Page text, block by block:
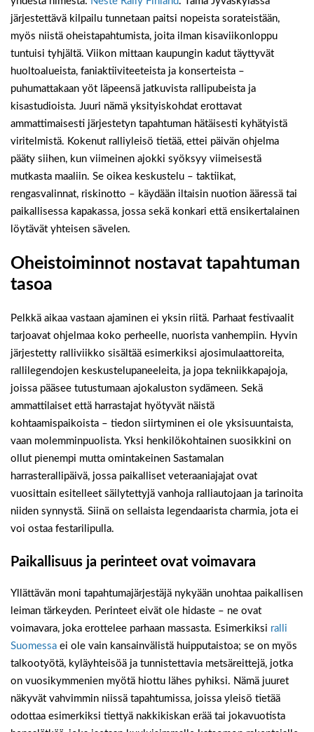
järjestettävä kilpailu tunnetaan paitsi nopeista sorateistään,
myös niistä oheistapahtumista, joita ilman kisaviikonloppu
tuntuisi tyhjältä. Viikon mittaan kaupungin kadut täyttyvät
huoltoalueista, faniaktiiviteeteista ja konserteista –
puhumattakaan yöt läpeensä jatkuvista rallipubeista ja
kisastudioista. Juuri nämä yksityiskohdat erottavat
ammattimaisesti järjestetyn tapahtuman hätäisesti kyhätyistä
viritelmistä. Kokenut ralliyleisö tietää, ettei päivän ohjelma
pääty siihen, kun viimeinen ajokki syöksyy viimeisestä
mutkasta maaliin. Se oikea keskustelu – taktiikat,
rengasvalinnat, riskinotto – käydään iltaisin nuotion ääressä tai
paikallisessa kapakassa, jossa sekä konkari että ensikertalainen
löytävät yhteisen sävelen.
Oheistoiminnot nostavat tapahtuman
tasoa
Pelkkä aikaa vastaan ajaminen ei yksin riitä. Parhaat festivaalit
tarjoavat ohjelmaa koko perheelle, nuorista vanhempiin. Hyvin
järjestetty ralliviikko sisältää esimerkiksi ajosimulaattoreita,
rallilegendojen keskustelupaneeleita, ja jopa tekniikkapajoja,
joissa pääsee tutustumaan ajokaluston sydämeen. Sekä
ammattilaiset että harrastajat hyötyvät näistä
kohtaamispaikoista – tiedon siirtyminen ei ole yksisuuntaista,
vaan molemminpuolista. Yksi henkilökohtainen suosikkini on
ollut pienempi mutta omintakeinen Sastamalan
harrasterallipäivä, jossa paikalliset veteraaniajajat ovat
vuosittain esitelleet säilytettyjä vanhoja ralliautojaan ja tarinoita
niiden synnystä. Siinä on sellaista legendaarista charmia, jota ei
voi ostaa festarilipulla.
Paikallisuus ja perinteet ovat voimavara
Yllättävän moni tapahtumajärjestäjä nykyään unohtaa paikallisen
leiman tärkeyden. Perinteet eivät ole hidaste – ne ovat
voimavara, joka erottelee parhaan massasta. Esimerkiksi ralli
Suomessa ei ole vain kansainvälistä huipputaistoa; se on myös
talkootyötä, kyläyhteisöä ja tunnistettavia metsäreittejä, jotka
on vuosikymmenien myötä hiottu lähes pyhiksi. Nämä juuret
näkyvät vahvimmin niissä tapahtumissa, joissa yleisö tietää
odottaa esimerkiksi tiettyä nakkikiskan erää tai jokavuotista